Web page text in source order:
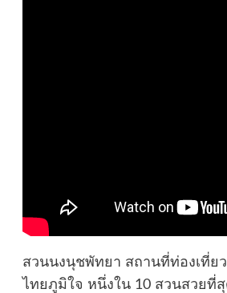
สวนนงนุชพัทยา สถานที่ท่องเที่ย
ไทยภูมิใจ หนึ่งใน 10 สวนสวยที่